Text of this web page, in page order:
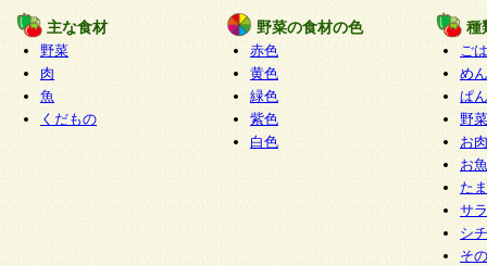
主な食材
野菜
肉
魚
くだもの
野菜の食材の色
赤色
黄色
緑色
紫色
白色
種
ご
めん
ぱん
野
お
お
た
サ
シ
そ